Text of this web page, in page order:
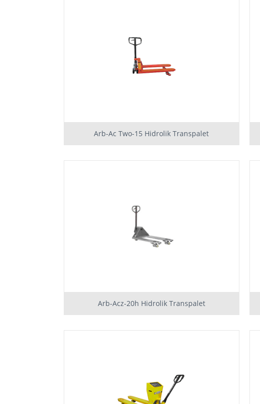
Arb-Ac Two-15 Hidrolik Transpalet
Arb-Acz-20h Hidrolik Transpalet